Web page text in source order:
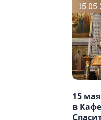
15
в